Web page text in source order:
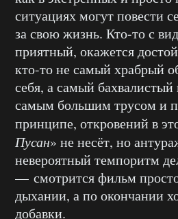
ситуациях могут повести
за свою жизнь. Кто-то с
приятный, окажется
кто-то не самый храбрый
себя, а самый бахвалистый
самым большим трусом и
принципе, откровений в
Пусан» не несёт, но
невероятный темпоритм
— смотрится фильм
дыхании, а по окончании
добавки.